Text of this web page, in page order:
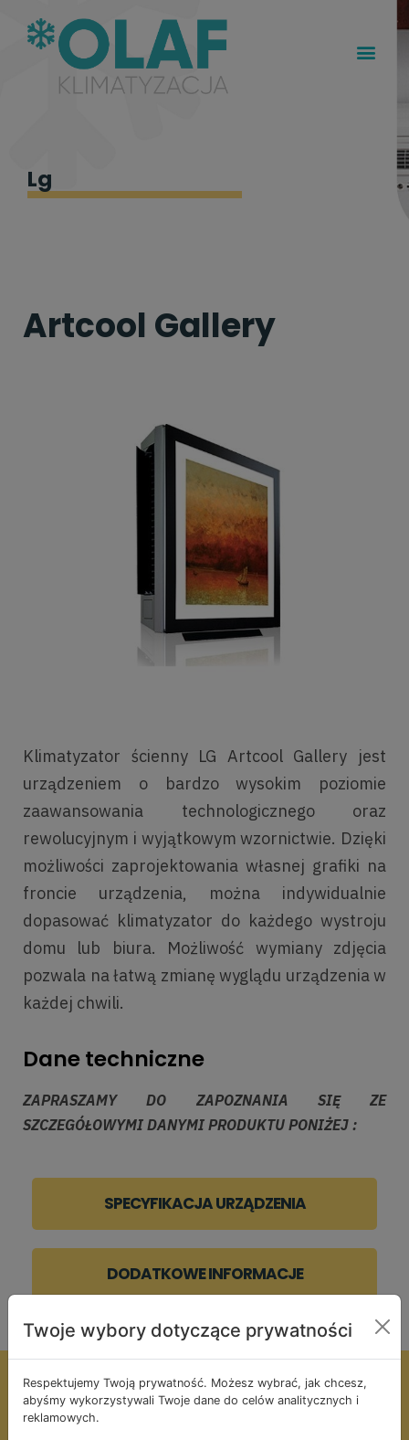
Lg
Artcool Gallery
Klimatyzator ścienny LG Artcool Gallery jest
urządzeniem o bardzo wysokim poziomie
zaawansowania technologicznego oraz
rewolucyjnym i wyjątkowym wzornictwie. Dzięki
możliwości zaprojektowania własnej grafiki na
froncie urządzenia, można indywidualnie
dopasować klimatyzator do każdego wystroju
domu lub biura. Możliwość wymiany zdjęcia
pozwala na łatwą zmianę wyglądu urządzenia w
każdej chwili.
Dane techniczne
ZAPRASZAMY DO ZAPOZNANIA SIĘ ZE
SZCZEGÓŁOWYMI DANYMI PRODUKTU PONIŻEJ :
SPECYFIKACJA URZĄDZENIA
DODATKOWE INFORMACJE
Zapraszamy do
Twoje wybory dotyczące prywatności
Respektujemy Twoją prywatność. Możesz wybrać, jak chcesz,
abyśmy wykorzystywali Twoje dane do celów analitycznych i
reklamowych.